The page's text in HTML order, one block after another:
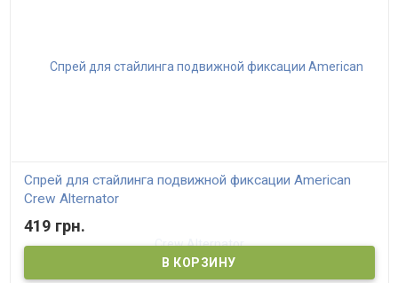
Спрей для стайлинга подвижной фиксации American
Crew Alternator
419 грн.